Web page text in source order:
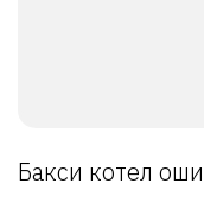
Бакси котел